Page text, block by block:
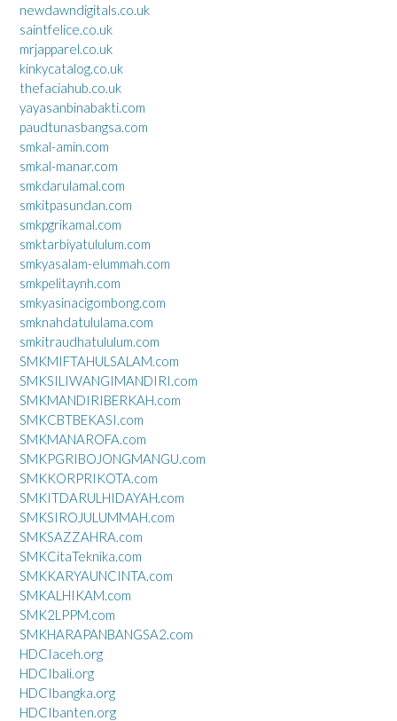
newdawndigitals.co.uk
saintfelice.co.uk
mrjapparel.co.uk
kinkycatalog.co.uk
thefaciahub.co.uk
yayasanbinabakti.com
paudtunasbangsa.com
smkal-amin.com
smkal-manar.com
smkdarulamal.com
smkitpasundan.com
smkpgrikamal.com
smktarbiyatululum.com
smkyasalam-elummah.com
smkpelitaynh.com
smkyasinacigombong.com
smknahdatululama.com
smkitraudhatululum.com
SMKMIFTAHULSALAM.com
SMKSILIWANGIMANDIRI.com
SMKMANDIRIBERKAH.com
SMKCBTBEKASI.com
SMKMANAROFA.com
SMKPGRIBOJONGMANGU.com
SMKKORPRIKOTA.com
SMKITDARULHIDAYAH.com
SMKSIROJULUMMAH.com
SMKSAZZAHRA.com
SMKCitaTeknika.com
SMKKARYAUNCINTA.com
SMKALHIKAM.com
SMK2LPPM.com
SMKHARAPANBANGSA2.com
HDCIaceh.org
HDCIbali.org
HDCIbangka.org
HDCIbanten.org